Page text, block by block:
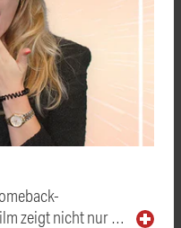
zeigt nicht nur …